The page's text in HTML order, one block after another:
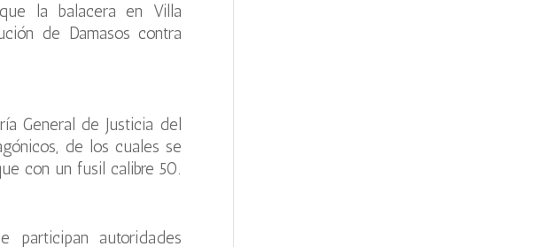
la balacera en Villa
de Damasos contra
General de Justicia del
de los cuales se
con un fusil calibre 50.
participan autoridades